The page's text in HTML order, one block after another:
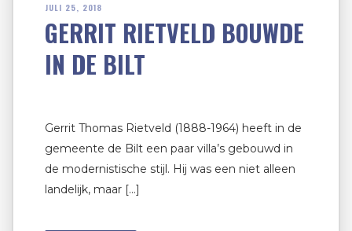
JULI 25, 2018
GERRIT RIETVELD BOUWDE
IN DE BILT
Gerrit Thomas Rietveld (1888-1964) heeft in de
gemeente de Bilt een paar villa’s gebouwd in
de modernistische stijl. Hij was een niet alleen
landelijk, maar […]